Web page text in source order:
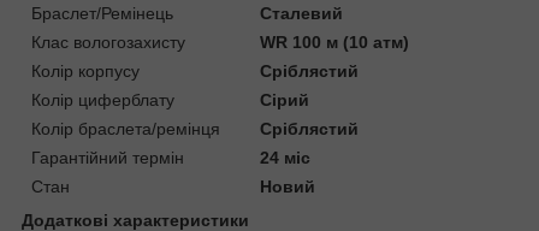
Браслет/Ремінець
Сталевий
Клас вологозахисту
WR 100 м (10 атм)
Колір корпусу
Сріблястий
Колір циферблату
Сірий
Колір браслета/ремінця
Сріблястий
Гарантійний термін
24 міс
Стан
Новий
Додаткові характеристики